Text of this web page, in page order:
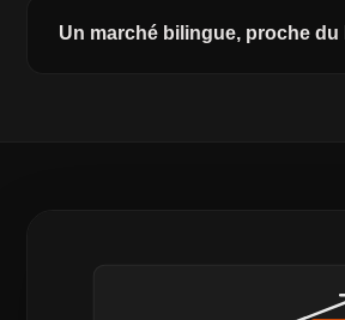
Un marché bilingue, proche du